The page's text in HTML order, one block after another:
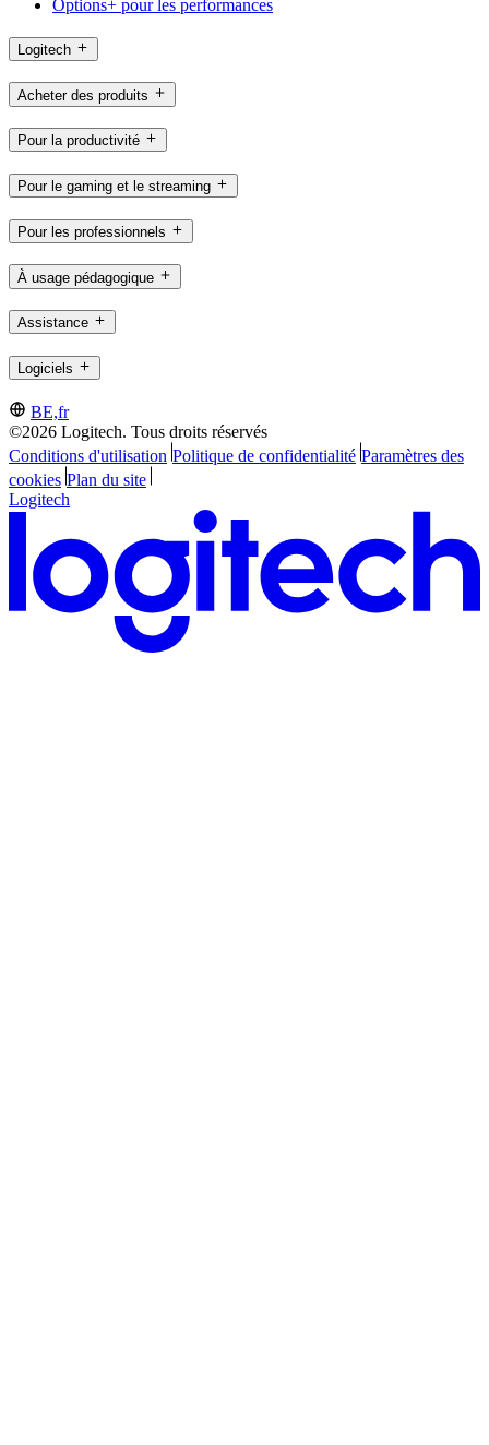
Options+ pour les performances
Logitech
Acheter des produits
Pour la productivité
Pour le gaming et le streaming
Pour les professionnels
À usage pédagogique
Assistance
Logiciels
BE,fr
©2026 Logitech. Tous droits réservés
Conditions d'utilisation Politique de confidentialité Paramètres des
cookies Plan du site
Logitech